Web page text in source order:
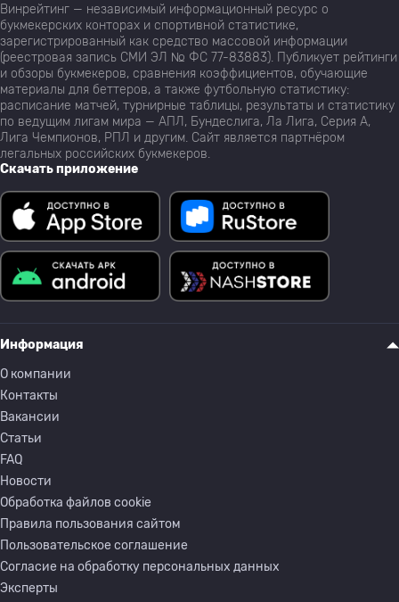
Винрейтинг — независимый информационный ресурс о
букмекерских конторах и спортивной статистике,
зарегистрированный как средство массовой информации
(реестровая запись СМИ ЭЛ № ФС 77-83883). Публикует рейтинги
и обзоры букмекеров, сравнения коэффициентов, обучающие
материалы для беттеров, а также футбольную статистику:
расписание матчей, турнирные таблицы, результаты и статистику
по ведущим лигам мира — АПЛ, Бундеслига, Ла Лига, Серия А,
Лига Чемпионов, РПЛ и другим. Сайт является партнёром
легальных российских букмекеров.
Скачать приложение
Информация
О компании
Контакты
Вакансии
Статьи
FAQ
Новости
Обработка файлов cookie
Правила пользования сайтом
Пользовательское соглашение
Согласие на обработку персональных данных
Эксперты